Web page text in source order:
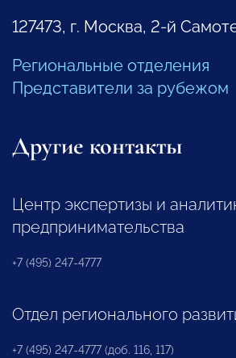
127473, г. Москва, 2-й
Региональные отделения
Представители за рубежом
Другие контакты
Центр экспертизы и
предпринимательства
+7 (495) 247-4777
Отдел регионального
+7 (495) 247-4777 (доб. 116, 117)